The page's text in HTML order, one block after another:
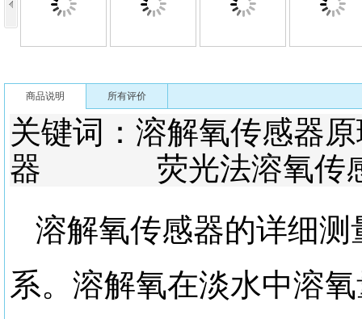
商品说明 所有评价
关键词：溶解氧传
器 荧光法溶氧传
溶解氧传感器的详细
系。溶解氧在淡水中溶